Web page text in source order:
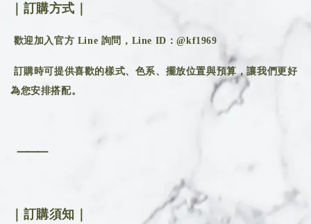
｜訂購方式｜
歡迎加入官方 Line 詢問，Line ID：@kf1969
訂購時可提供喜歡的樣式、色系、擺放位置與預算，讓我們更好
為您安排搭配。
⸻
｜訂購須知｜